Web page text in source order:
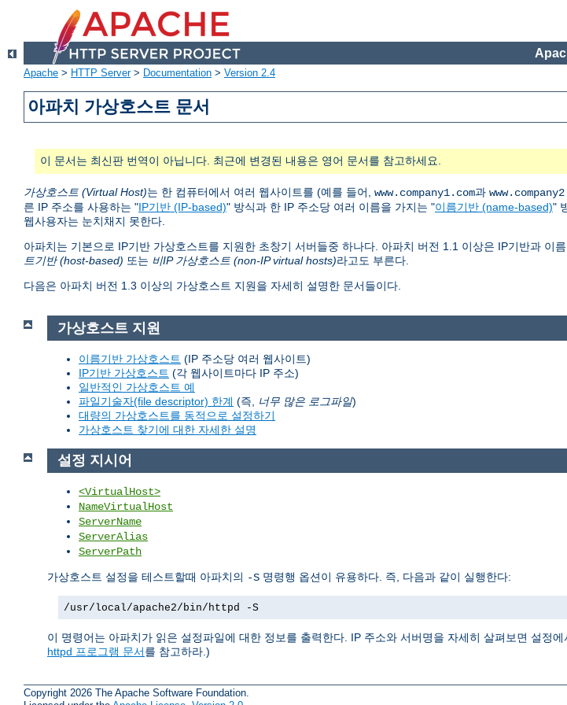
Apache > HTTP Server> Documentation > Version 2.4
아파치 가상호스트 문서
이 문서는 최신판 번역이 아닙니다. 최근에 변경된 내용은 영어 문서를 참고하세요.
가상호스트 (Virtual Host)는 한 컴퓨터에서 여러 웹사이트를 (예를 들어, www.company1.com과
른 IP 주소를 사용하는 "IP기반 (IP-based)" 방식과 한 IP 주소당 여러 이름을 가지는 "이름기반 (name-based)"
웹사용자는 눈치채지 못한다.
아파치는 기본으로 IP기반 가상호스트를 지원한 초창기 서버들중 하나다. 아파치 버전 1.1 이상은 IP기반과 이
트기반 (host-based) 또는 비IP 가상호스트 (non-IP virtual hosts)라고도 부른다.
다음은 아파치 버전 1.3 이상의 가상호스트 지원을 자세히 설명한 문서들이다.
가상호스트 지원
이름기반 가상호스트 (IP 주소당 여러 웹사이트)
IP기반 가상호스트 (각 웹사이트마다 IP 주소)
일반적인 가상호스트 예
파일기술자(file descriptor) 한계 (즉, 너무 많은 로그파일)
대량의 가상호스트를 동적으로 설정하기
가상호스트 찾기에 대한 자세한 설명
설정 지시어
<VirtualHost>
NameVirtualHost
ServerName
ServerAlias
ServerPath
가상호스트 설정을 테스트할때 아파치의 -S 명령행 옵션이 유용하다. 즉, 다음과 같이 실행한다:
/usr/local/apache2/bin/httpd -S
이 명령어는 아파치가 읽은 설정파일에 대한 정보를 출력한다. IP 주소와 서버명을 자세히 살펴보면 설정
httpd 프로그램 문서를 참고하라.)
Copyright 2026 The Apache Software Foundation.